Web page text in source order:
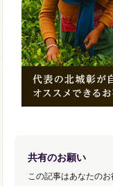
共有のお願い
この記事はあなたの